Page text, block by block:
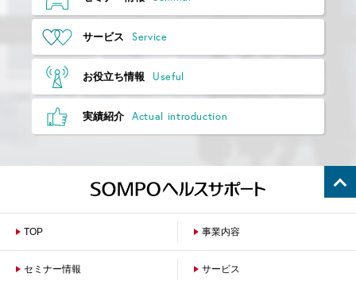
サービス Service
お役立ち情報 Useful
実績紹介 Actual introduction
TOP 事業内容
セミナー情報 サービス